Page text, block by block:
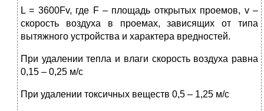
L = 3600Fv, где F – площадь открытых проемов, v –
скорость воздуха в проемах, зависящих от типа
вытяжного устройства и характера вредностей.
При удалении тепла и влаги скорость воздуха равна
0,15 – 0,25 м/с
При удалении токсичных веществ 0,5 – 1,25 м/с